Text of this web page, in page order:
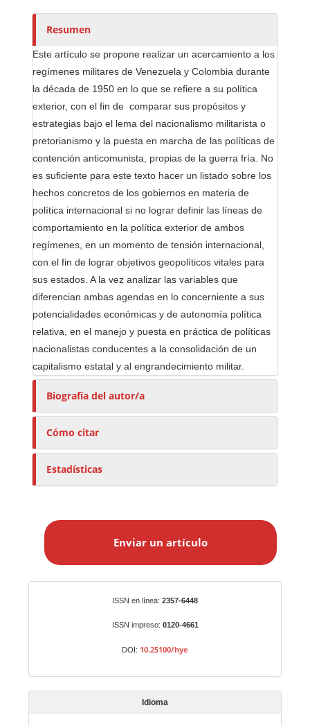
o
e
s
/
a
s
Resumen
Este artículo se propone realizar un acercamiento a los
regímenes militares de Venezuela y Colombia durante
la década de 1950 en lo que se refiere a su política
exterior, con el fin de comparar sus propósitos y
estrategias bajo el lema del nacionalismo militarista o
pretorianismo y la puesta en marcha de las políticas de
contención anticomunista, propias de la guerra fría. No
es suficiente para este texto hacer un listado sobre los
hechos concretos de los gobiernos en materia de
política internacional si no lograr definir las líneas de
comportamiento en la política exterior de ambos
regímenes, en un momento de tensión internacional,
con el fin de lograr objetivos geopolíticos vitales para
sus estados. A la vez analizar las variables que
diferencian ambas agendas en lo concerniente a sus
potencialidades económicas y de autonomía política
relativa, en el manejo y puesta en práctica de políticas
nacionalistas conducentes a la consolidación de un
capitalismo estatal y al engrandecimiento militar.
Biografía del autor/a
Cómo citar
Estadísticas
a
t
í
Enviar un artículo
ISSN en línea: 2357-6448
ISSN impreso: 0120-4661
DOI: 10.25100/hye
Idioma